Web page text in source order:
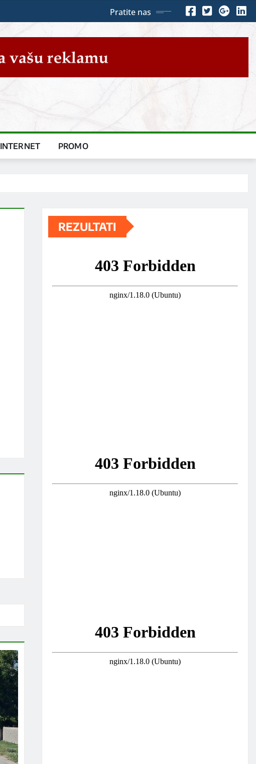
Pratite nas
INTERNET PROMO
REZULTATI